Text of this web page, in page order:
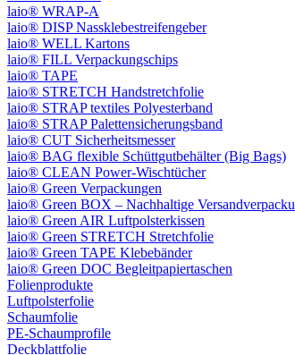
laio® WRAP-A
laio® DISP Nassklebestreifengeber
laio® WELL Kartons
laio® FILL Verpackungschips
laio® TAPE
laio® STRETCH Handstretchfolie
laio® STRAP textiles Polyesterband
laio® STRAP Palettensicherungsband
laio® CUT Sicherheitsmesser
laio® BAG flexible Schüttgutbehälter (Big Bags)
laio® CLEAN Power-Wischtücher
laio® Green Verpackungen
laio® Green BOX – Nachhaltige
laio® Green AIR Luftpolsterkissen
laio® Green STRETCH Stretchfolie
laio® Green TAPE Klebebänder
laio® Green DOC Begleitpapiertaschen
Folienprodukte
Luftpolsterfolie
Schaumfolie
PE-Schaumprofile
Deckblattfolie